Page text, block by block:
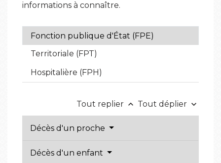
informations à connaître.
Fonction publique d'État (FPE)
Territoriale (FPT)
Hospitalière (FPH)
Tout replier keyboard_arrow_up Tout déplier keyboard_arrow_down
Décès d'un proche
Décès d'un enfant